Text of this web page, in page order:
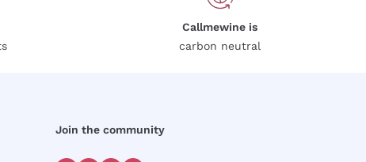
Callmewine is
carbon neutral
Join the community